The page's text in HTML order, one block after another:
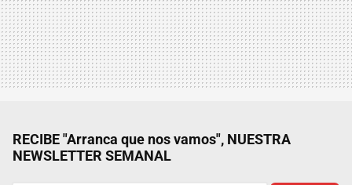
RECIBE "Arranca que nos vamos", NUESTRA
NEWSLETTER SEMANAL